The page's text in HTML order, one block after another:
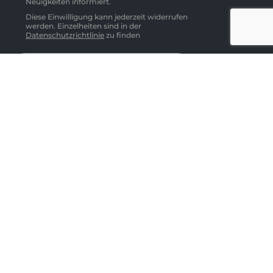
Diese Einwilligung kann jederzeit widerrufen
werden. Einzelheiten sind in der
Datenschutzrichtlinie zu finden